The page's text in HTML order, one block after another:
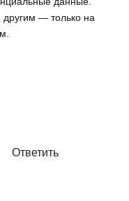
— только на
Ответить